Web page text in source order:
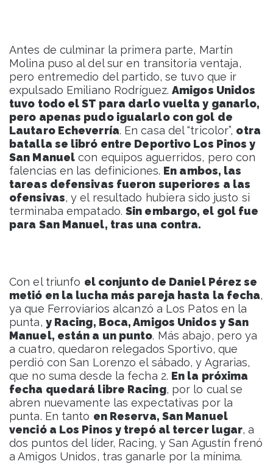
Antes de culminar la primera parte, Martín
Molina puso al del sur en transitoria ventaja,
pero entremedio del partido, se tuvo que ir
expulsado Emiliano Rodríguez.Amigos Unidos
tuvo todo el ST para darlo vuelta y ganarlo,
pero apenas pudo igualarlo con gol de
Lautaro Echeverría. En casa del “tricolor”, otra
batalla se libró entre Deportivo Los Pinos y
San Manuel con equipos aguerridos, pero con
falencias en las definiciones. En ambos, las
tareas defensivas fueron superiores a las
ofensivas, y el resultado hubiera sido justo si
terminaba empatado.Sin embargo, el gol fue
para San Manuel, tras una contra.
Con el triunfo el conjunto de Daniel Pérez se
metió en la lucha más pareja hasta la fecha,
ya que Ferroviarios alcanzó a Los Patos en la
punta, y Racing, Boca, Amigos Unidos y San
Manuel, están a un punto. Más abajo, pero ya
a cuatro, quedaron relegados Sportivo, que
perdió con San Lorenzo el sábado, y Agrarias,
que no suma desde la fecha 2. En la próxima
fecha quedará libre Racing, por lo cual se
abren nuevamente las expectativas por la
punta. En tanto en Reserva, San Manuel
venció a Los Pinos y trepó al tercer lugar, a
dos puntos del líder, Racing, y San Agustín frenó
a Amigos Unidos, tras ganarle por la mínima.